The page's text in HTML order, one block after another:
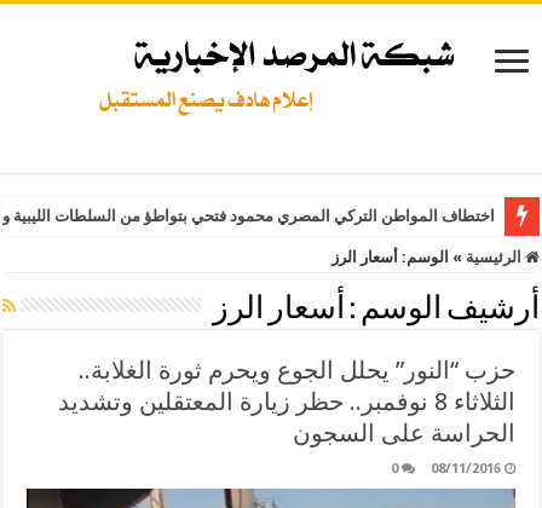
اختطاف المواطن التركي المصري محمود فتحي بتواطؤ من السلطات
الرئيسية » الوسم: أسعار الرز
أرشيف الوسم : أسعار الرز
حزب “النور” يحلل الجوع ويحرم ثورة الغلابة..
الثلاثاء 8 نوفمبر.. حظر زيارة المعتقلين وتشديد
الحراسة على السجون
08/11/2016
0